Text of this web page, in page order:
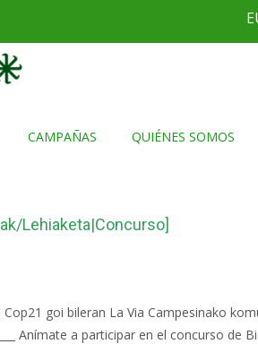
CAMPAÑAS QUIÉNES SOMOS
Lehiaketa|Concurso]
goi bileran La Via Campesinako
Anímate a participar en el concurso de